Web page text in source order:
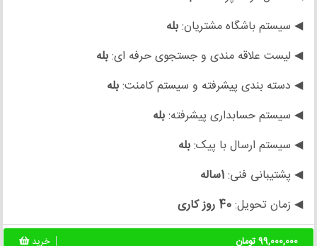
◀ سیستم باشگاه مشتریان:بله
◀ لیست علاقه مندی و جستجوی حرفه ای:بله
◀ دسته بندی پیشرفته و سیستم کامنت:بله
◀ سیستم حسابداری پیشرفته:بله
◀ سیستم ارسال با پیک:بله
◀ پشتیبانی فنی:1ساله
◀ زمان تحویل:40 روز کاری
99,000,000 تومان خرید